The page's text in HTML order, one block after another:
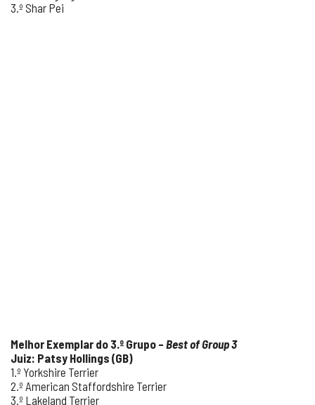
3.º Shar Pei
Melhor Exemplar do 3.º Grupo – Best of Group 3
Juiz: Patsy Hollings (GB)
1.º Yorkshire Terrier
2.º American Staffordshire Terrier
3.º Lakeland Terrier